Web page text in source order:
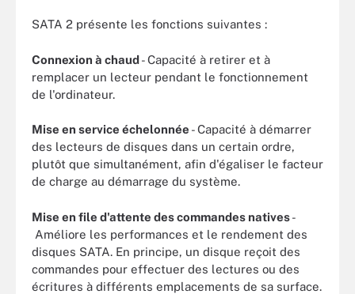
SATA 2 présente les fonctions suivantes :
Connexion à chaud- Capacité à retirer et à
remplacer un lecteur pendant le fonctionnement
de l'ordinateur.
Mise en service échelonnée - Capacité à démarrer
des lecteurs de disques dans un certain ordre,
plutôt que simultanément, afin d'égaliser le facteur
de charge au démarrage du système.
Mise en file d'attente des commandes natives-
Améliore les performances et le rendement des
disques SATA. En principe, un disque reçoit des
commandes pour effectuer des lectures ou des
écritures à différents emplacements de sa surface.